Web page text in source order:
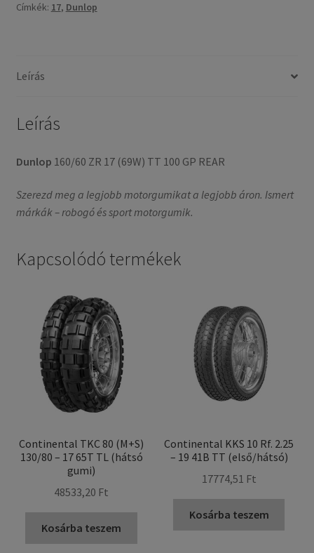
Címkék: 17, Dunlop
Leírás
Leírás
Dunlop 160/60 ZR 17 (69W) TT 100 GP REAR
Szerezd meg a legjobb motorgumikat a legjobb áron. Ismert
márkák – robogó és sport motorgumik.
Kapcsolódó termékek
Continental TKC 80 (M+S)
130/80 – 17 65T TL (hátsó
gumi)
48533,20 Ft
Kosárba teszem
Continental KKS 10 Rf. 2.25
– 19 41B TT (első/hátsó)
17774,51 Ft
Kosárba teszem